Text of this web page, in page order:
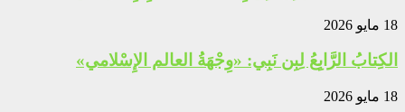
18 مايو 2026
الكِتابُ الرَّابِعُ لِبِن نَبِي: «وِجْهَةُ العالم الإِسْلامي»
18 مايو 2026